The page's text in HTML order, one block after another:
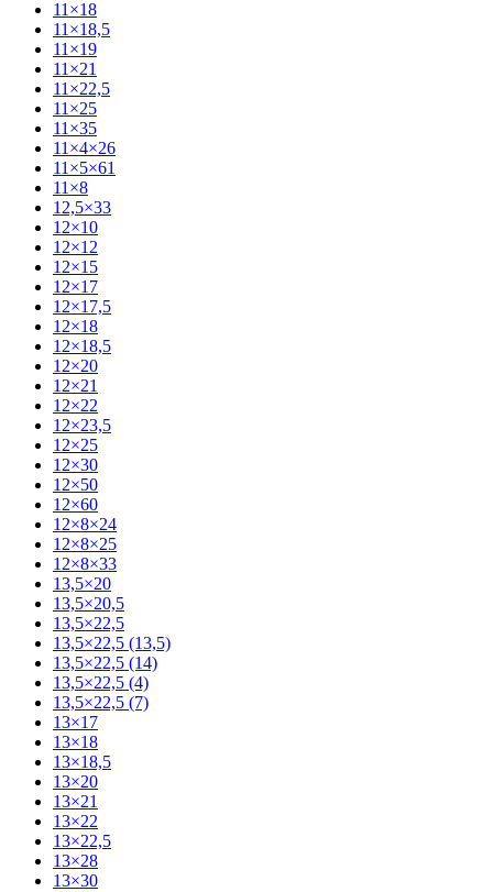
11×18
11×18,5
11×19
11×21
11×22,5
11×25
11×35
11×4×26
11×5×61
11×8
12,5×33
12×10
12×12
12×15
12×17
12×17,5
12×18
12×18,5
12×20
12×21
12×22
12×23,5
12×25
12×30
12×50
12×60
12×8×24
12×8×25
12×8×33
13,5×20
13,5×20,5
13,5×22,5
13,5×22,5 (13,5)
13,5×22,5 (14)
13,5×22,5 (4)
13,5×22,5 (7)
13×17
13×18
13×18,5
13×20
13×21
13×22
13×22,5
13×28
13×30